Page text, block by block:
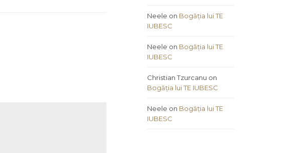
Neele on Bogăția lui TE
IUBESC
Neele on Bogăția lui TE
IUBESC
Christian Tzurcanu on
Bogăția lui TE IUBESC
Neele on Bogăția lui TE
IUBESC